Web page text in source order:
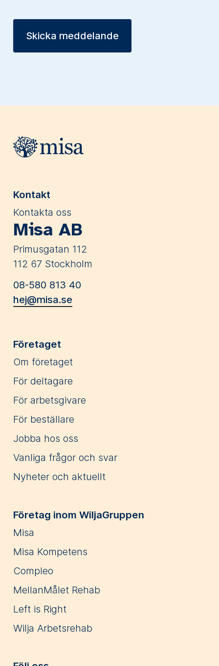
Skicka meddelande
Webbplatsens sidfot
Kontakt
Kontakta oss
Misa AB
Primusgatan 112
112 67 Stockholm
08-580 813 40
hej@misa.se
Företaget
Om företaget
För deltagare
För arbetsgivare
För beställare
Jobba hos oss
Vanliga frågor och svar
Nyheter och aktuellt
Företag inom WiljaGruppen
Misa
Misa Kompetens
Compleo
MellanMålet Rehab
Left is Right
Wilja Arbetsrehab